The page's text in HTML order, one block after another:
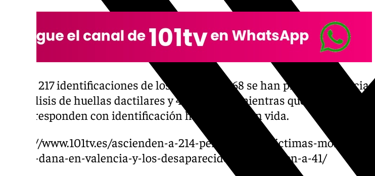
De las 217 identificaciones de los fallecidos, 168 se han producido gracias
al análisis de huellas dactilares y 45 por ADN, mientras que cuatro casos
se corresponden con identificación hospitalaria en vida.
https://www.101tv.es/ascienden-a-214-personas-las-victimas-mortales-
por-la-dana-en-valencia-y-los-desaparecidos-descienden-a-41/